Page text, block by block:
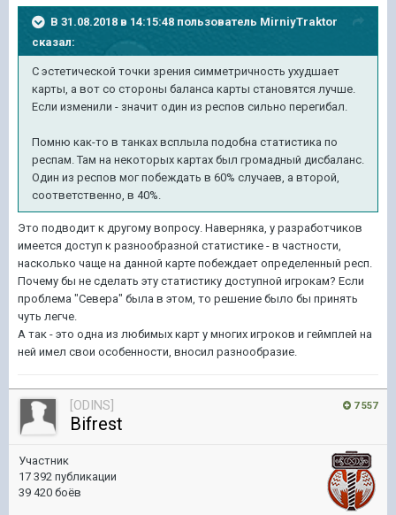
В 31.08.2018 в 14:15:48 пользователь MirniyTraktor
сказал:
С эстетической точки зрения симметричность ухудшает
карты, а вот со стороны баланса карты становятся лучше.
Если изменили - значит один из респов сильно перегибал.
Помню как-то в танках всплыла подобна статистика по
респам. Там на некоторых картах был громадный дисбаланс.
Один из респов мог побеждать в 60% случаев, а второй,
соответственно, в 40%.
Это подводит к другому вопросу. Наверняка, у разработчиков
имеется доступ к разнообразной статистике - в частности,
насколько чаще на данной карте побеждает определенный респ.
Почему бы не сделать эту статистику доступной игрокам? Если
проблема "Севера" была в этом, то решение было бы принять
чуть легче.
А так - это одна из любимых карт у многих игроков и геймплей на
ней имел свои особенности, вносил разнообразие.
7 557
[ODINS]
Bifrest
Участник
17 392 публикации
39 420 боёв